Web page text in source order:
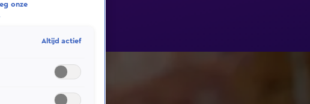
onze
Altijd actief